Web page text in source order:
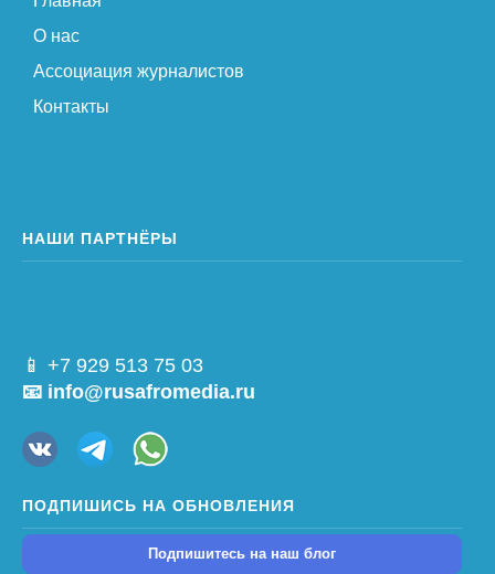
О нас
Ассоциация журналистов
Контакты
НАШИ ПАРТНЁРЫ
📱 +7 929 513 75 03
📧 info@rusafromedia.ru
ПОДПИШИСЬ НА ОБНОВЛЕНИЯ
Подпишитесь на наш блог